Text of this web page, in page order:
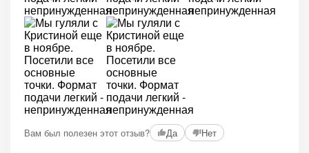
Вам был полезен этот отзыв? Да Нет